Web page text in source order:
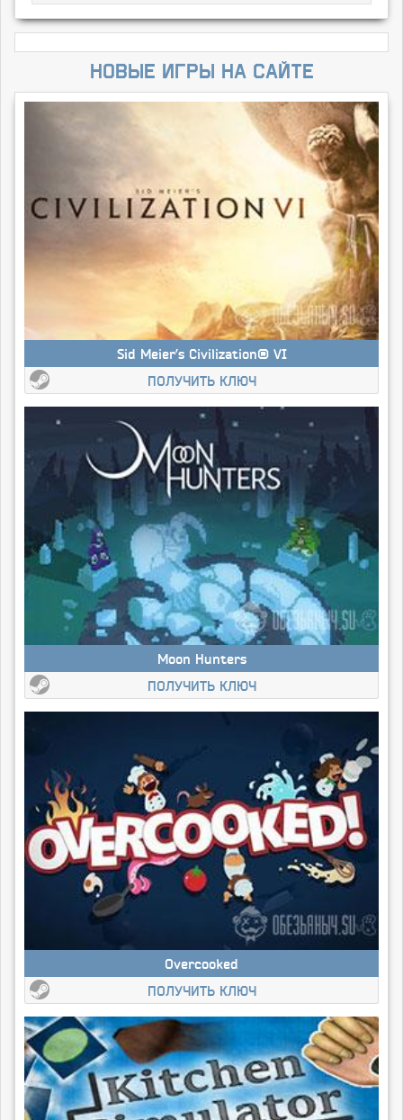
Новые игры на сайте
Sid Meier’s Civilization® VI
ПОЛУЧИТЬ КЛЮЧ
Moon Hunters
ПОЛУЧИТЬ КЛЮЧ
Overcooked
ПОЛУЧИТЬ КЛЮЧ